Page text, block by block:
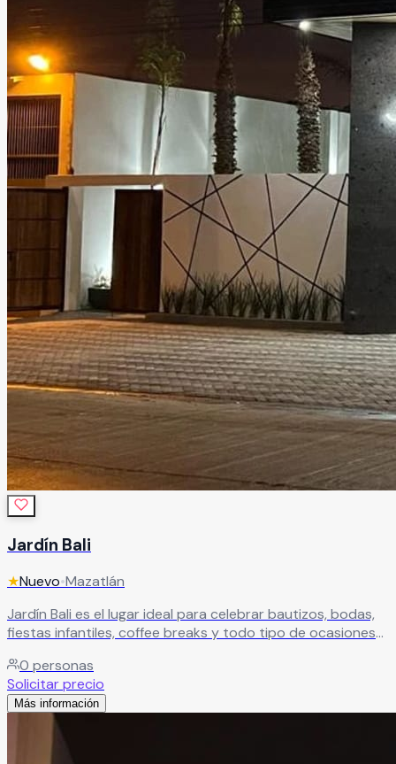
Jardín Bali
★Nuevo•Mazatlán
Jardín Bali es el lugar ideal para celebrar bautizos, bodas,
fiestas infantiles, coffee breaks y todo tipo de ocasiones
adapta a tus necesidades, permitiéndonos encargarnos
de cada detalle para que disfrutes una celebración sin
preocupaciones.
0 personas
Solicitar precio
Más información